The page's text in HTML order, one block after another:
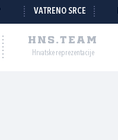
VATRENO SRCE
HNS.TEAM
Hrvatske reprezentacije